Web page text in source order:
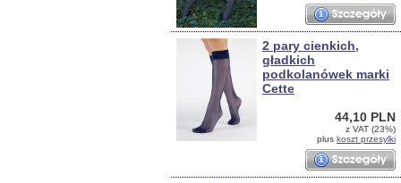
2 pary cienkich,
gładkich
podkolanówek marki
Cette
44,10 PLN
z VAT (23%)
plus koszt przesylki